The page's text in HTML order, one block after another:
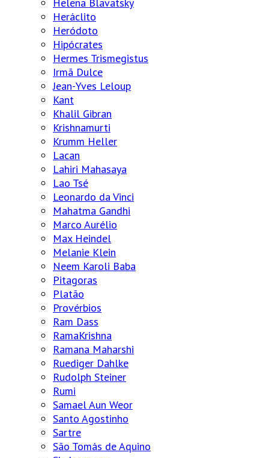
Heráclito
Heródoto
Hipócrates
Hermes Trismegistus
Irmã Dulce
Jean-Yves Leloup
Kant
Khalil Gibran
Krishnamurti
Krumm Heller
Lacan
Lahiri Mahasaya
Lao Tsé
Leonardo da Vinci
Mahatma Gandhi
Marco Aurélio
Max Heindel
Melanie Klein
Neem Karoli Baba
Pitagoras
Platão
Provérbios
Ram Dass
RamaKrishna
Ramana Maharshi
Ruediger Dahlke
Rudolph Steiner
Rumi
Samael Aun Weor
Santo Agostinho
Sartre
São Tomás de Aquino